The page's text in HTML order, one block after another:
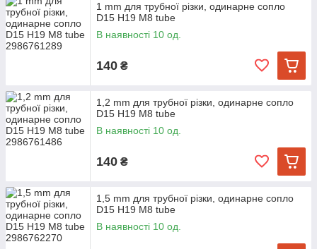
1 mm для трубної різки, одинарне сопло
D15 H19 M8 tube
В наявності 10 од.
140 ₴
1,2 mm для трубної різки, одинарне сопло
D15 H19 M8 tube
В наявності 10 од.
140 ₴
1,5 mm для трубної різки, одинарне сопло
D15 H19 M8 tube
В наявності 10 од.